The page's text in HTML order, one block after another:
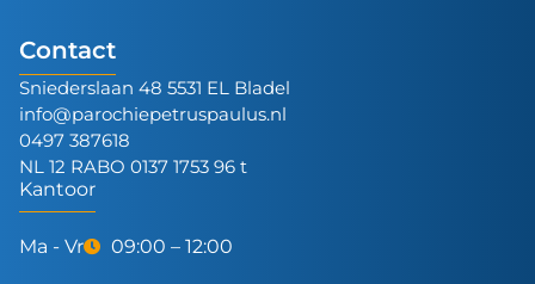
Contact
Sniederslaan 48 5531 EL Bladel
info@parochiepetruspaulus.nl
0497 387618
NL 12 RABO 0137 1753 96 t
Kantoor
Ma - Vr 09:00 – 12:00